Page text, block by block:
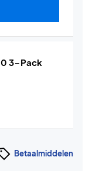
3-Pack
Betaalmiddelen